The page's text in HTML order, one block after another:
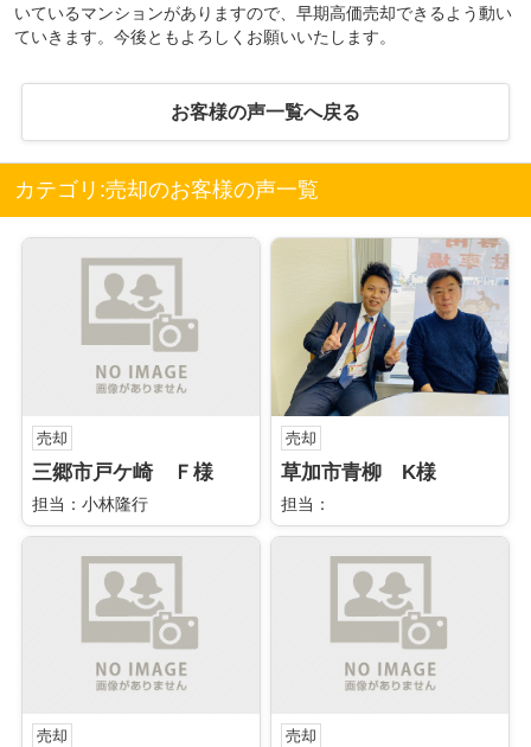
いているマンションがありますので、早期高価売却できるよう動い
ていきます。今後ともよろしくお願いいたします。
お客様の声一覧へ戻る
カテゴリ:売却のお客様の声一覧
売却
三郷市戸ケ崎 Ｆ様
担当：小林隆行
売却
草加市青柳 K様
担当：
売却 売却